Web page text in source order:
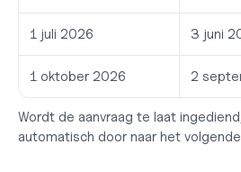
1 juli 2026 3 juni
1 oktober 2026 2
Wordt de aanvraag te laat
automatisch door naar het